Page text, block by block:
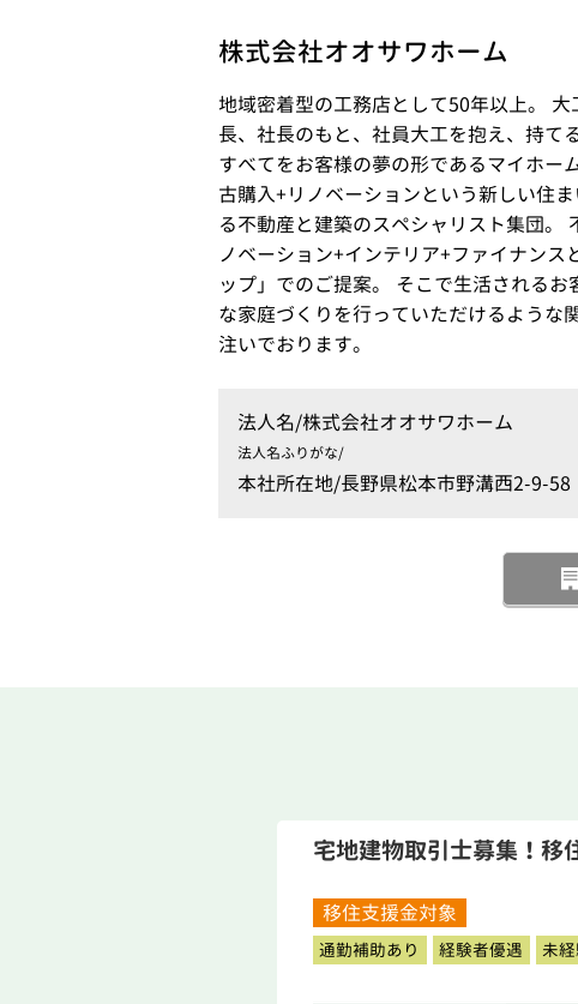
株式会社オオサワホーム
地域密着型の工務店として50年以上。
長、社長のもと、社員大工を抱え、持て
すべてをお客様の夢の形であるマイホー
古購入+リノベーションという新しい住
る不動産と建築のスペシャリスト集団。
ノベーション+インテリア+ファイナンス
ップ」でのご提案。 そこで生活されるお
な家庭づくりを行っていただけるような
注いでおります。
法人名/株式会社オオサワホーム
法人名ふりがな/
本社所在地/長野県松本市野溝西2-9-58
宅地建物取引士募集！移
移住支援金対象
通勤補助あり 経験者優遇 未